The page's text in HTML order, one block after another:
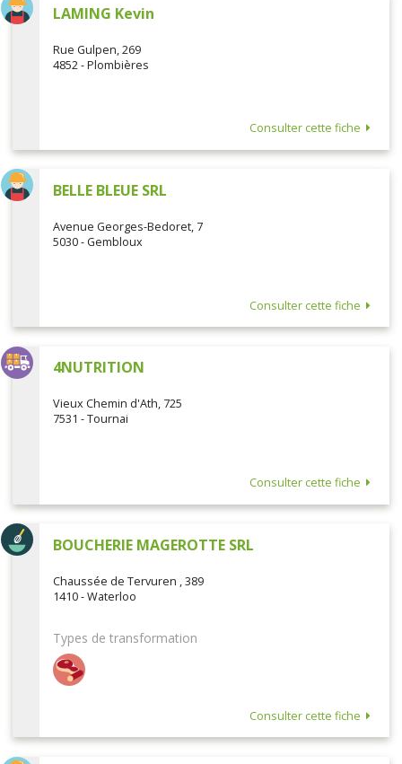
LAMING Kevin
Rue Gulpen, 269
4852 - Plombières
Consulter cette fiche
BELLE BLEUE SRL
Avenue Georges-Bedoret, 7
5030 - Gembloux
Consulter cette fiche
4NUTRITION
Vieux Chemin d'Ath, 725
7531 - Tournai
Consulter cette fiche
BOUCHERIE MAGEROTTE SRL
Chaussée de Tervuren , 389
1410 - Waterloo
Types de transformation
Consulter cette fiche